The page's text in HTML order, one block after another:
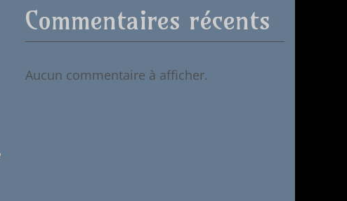
Commentaires récents
Aucun commentaire à afficher.